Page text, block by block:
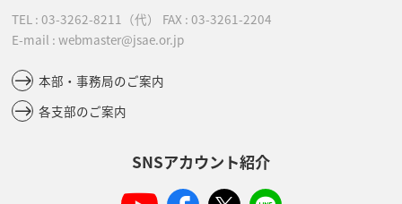
TEL : 03-3262-8211 （代） FAX : 03-3261-2204
E-mail : webmaster@jsae.or.jp
本部・事務局のご案内
各支部のご案内
SNSアカウント紹介